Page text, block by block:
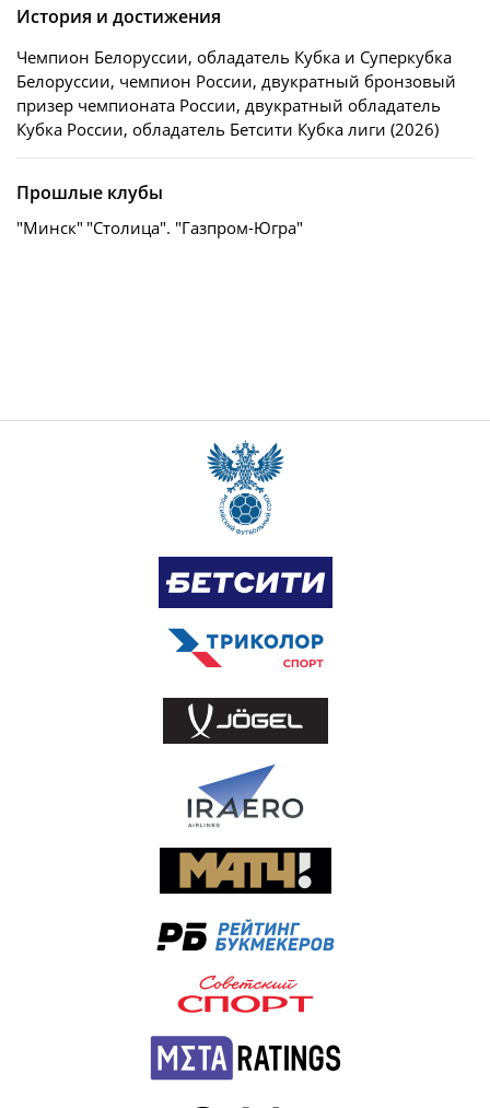
История и достижения
Чемпион Белоруссии, обладатель Кубка и Суперкубка
Белоруссии, чемпион России, двукратный бронзовый
призер чемпионата России, двукратный обладатель
Кубка России, обладатель Бетсити Кубка лиги (2026)
Прошлые клубы
"Минск" "Столица". "Газпром-Югра"